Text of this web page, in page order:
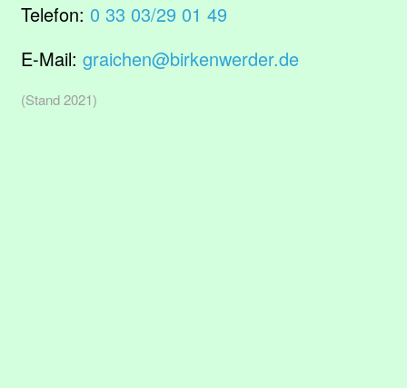
Telefon: 0 33 03/29 01 49
E-Mail: graichen@birkenwerder.de
(Stand 2021)